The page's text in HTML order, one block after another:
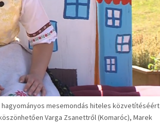
hagyományos mesemondás hiteles közvetítéséért
Varga Zsanettről (Komaróc), Marek